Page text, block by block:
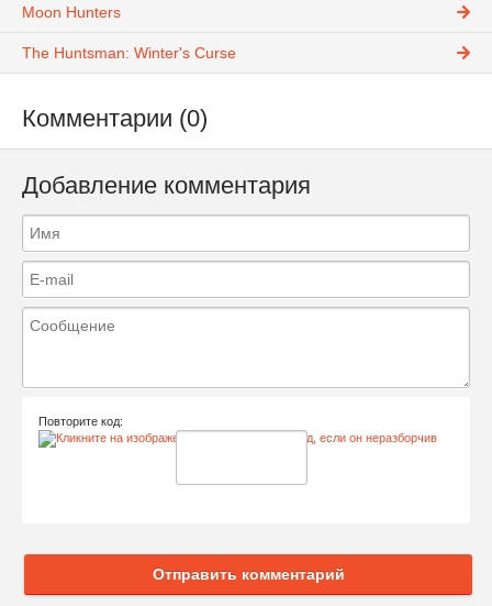
Moon Hunters
The Huntsman: Winter's Curse
Комментарии (0)
Добавление комментария
Повторите код:
Отправить комментарий